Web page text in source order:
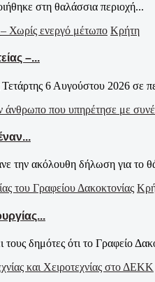
στη θαλάσσια περιοχή...
Κρήτη
–...
6 Αυγούστου 2026 σε
την ακόλουθη δήλωση για το
δημότες ότι το Γραφείο